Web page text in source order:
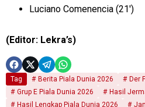
Luciano Comenencia (21′)
(Editor: Lekra’s)
Tag Berita Piala Dunia 2026 Der
Grup E Piala Dunia 2026
Hasil
Hasil Lengkap Piala Dunia 2026